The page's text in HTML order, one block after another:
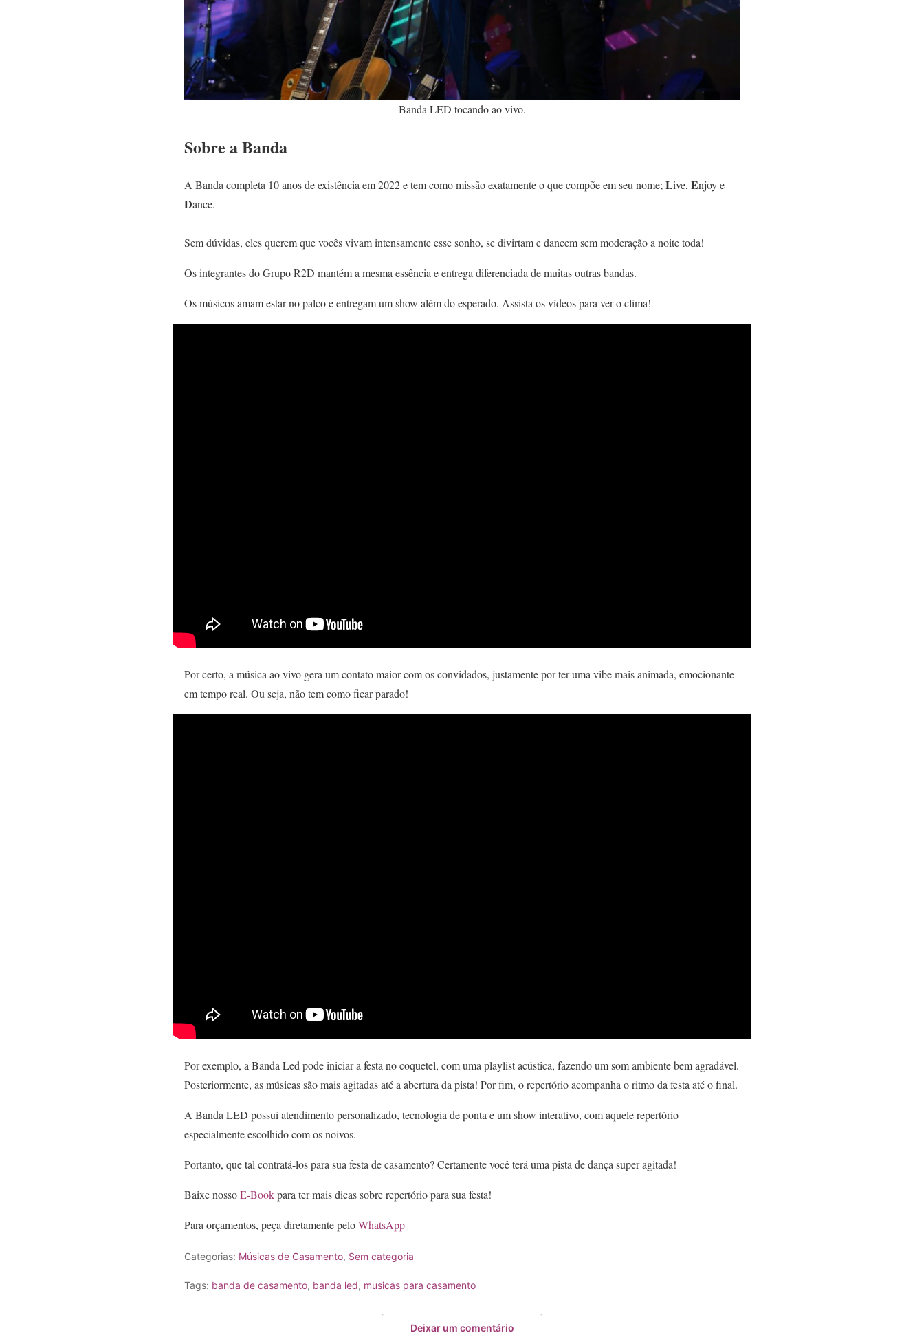
Banda LED tocando ao vivo.
Sobre a Banda
A Banda completa 10 anos de existência em 2022 e tem como missão exatamente o que compõe em seu nome; Live, Enjoy e
Dance.
Sem dúvidas, eles querem que vocês vivam intensamente esse sonho, se divirtam e dancem sem moderação a noite toda!
Os integrantes do Grupo R2D mantém a mesma essência e entrega diferenciada de muitas outras bandas.
Os músicos amam estar no palco e entregam um show além do esperado. Assista os vídeos para ver o clima!
Por certo, a música ao vivo gera um contato maior com os convidados, justamente por ter uma vibe mais animada, emocionante
em tempo real. Ou seja, não tem como ficar parado!
Por exemplo, a Banda Led pode iniciar a festa no coquetel, com uma playlist acústica, fazendo um som ambiente bem agradável.
Posteriormente, as músicas são mais agitadas até a abertura da pista! Por fim, o repertório acompanha o ritmo da festa até o final.
A Banda LED possui atendimento personalizado, tecnologia de ponta e um show interativo, com aquele repertório
especialmente escolhido com os noivos.
Portanto, que tal contratá-los para sua festa de casamento? Certamente você terá uma pista de dança super agitada!
Baixe nossoE-Bookpara ter mais dicas sobre repertório para sua festa!
Para orçamentos, peça diretamente peloWhatsApp
Categorias: Músicas de Casamento, Sem categoria
Tags: banda de casamento, banda led, musicas para casamento
Deixar um comentário